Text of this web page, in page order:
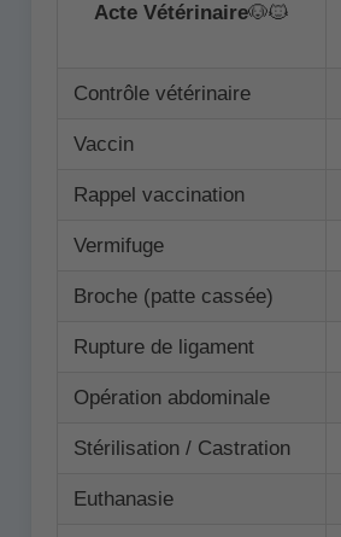
Acte Vétérinaire🐶🐱
Contrôle vétérinaire
Vaccin
Rappel vaccination
Vermifuge
Broche (patte cassée)
Rupture de ligament
Opération abdominale
Stérilisation / Castration
Euthanasie